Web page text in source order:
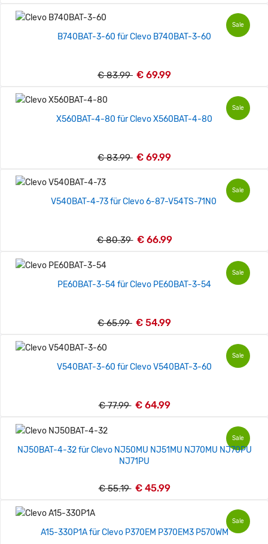
Sale
B740BAT-3-60 für Clevo B740BAT-3-60
€ 83.99 € 69.99
Sale
X560BAT-4-80 für Clevo X560BAT-4-80
€ 83.99 € 69.99
Sale
V540BAT-4-73 für Clevo 6-87-V54TS-71N0
€ 80.39 € 66.99
Sale
PE60BAT-3-54 für Clevo PE60BAT-3-54
€ 65.99 € 54.99
Sale
V540BAT-3-60 für Clevo V540BAT-3-60
€ 77.99 € 64.99
Sale
NJ50BAT-4-32 für Clevo NJ50MU NJ51MU NJ70MU NJ70PU
NJ71PU
€ 55.19 € 45.99
Sale
A15-330P1A für Clevo P370EM P370EM3 P570WM